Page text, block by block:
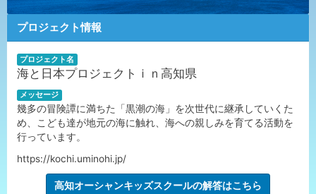
プロジェクト情報
プロジェクト名
海と日本プロジェクトｉｎ高知県
メッセージ
幾多の冒険譚に満ちた「黒潮の海」を次世代に継承していくた
め、こども達が地元の海に触れ、海への親しみを育てる活動を
行っています。
https://kochi.uminohi.jp/
高知オーシャンキッズスクールの解答はこちら